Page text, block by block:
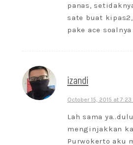
panas,
sate buat
pake ace soalnya
izandi
October 15, 2015 at 7:23
Lah sama
menginjakkan
Purwokerto aku